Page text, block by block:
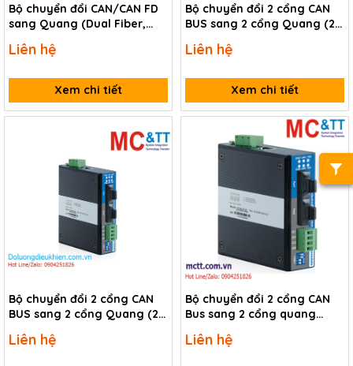
Bộ chuyển đổi CAN/CAN FD
sang Quang (Dual Fiber,
I-2533T-FD CR
Liên hệ
Xem chi tiết
Bộ chuyển đổi 2 cổng CAN
BUS sang 2 cổng Quang (2
20KM) 3Onedata ICP222-2F-
Liên hệ
Xem chi tiết
Bộ chuyển đổi 2 cổng CAN
BUS sang 2 cổng Quang (2
2KM) 3Onedata ICP222-2F-M-
Liên hệ
Bộ chuyển đổi 2 cổng CAN
Bus sang 2 cổng quang
Liên hệ